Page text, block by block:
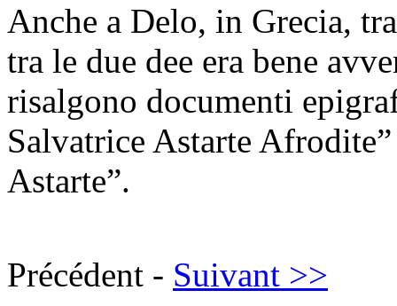
Anche a Delo, in Grecia,
tra le due dee era bene
risalgono documenti
Salvatrice Astarte
Astarte”.
Précédent - Suivant >>